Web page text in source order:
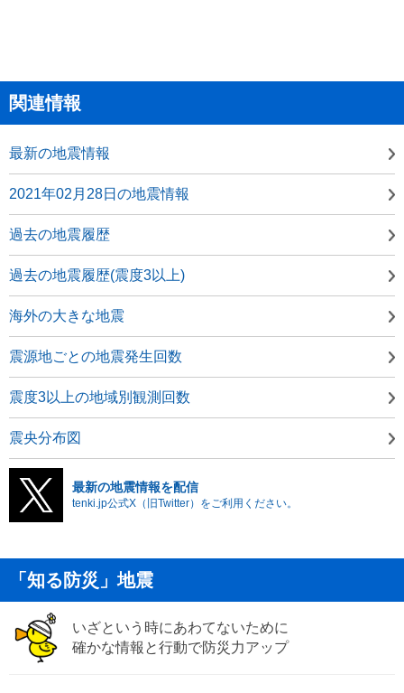
関連情報
最新の地震情報
2021年02月28日の地震情報
過去の地震履歴
過去の地震履歴(震度3以上)
海外の大きな地震
震源地ごとの地震発生回数
震度3以上の地域別観測回数
震央分布図
最新の地震情報を配信
tenki.jp公式X（旧Twitter）をご利用ください。
「知る防災」地震
いざという時にあわてないために
確かな情報と行動で防災力アップ